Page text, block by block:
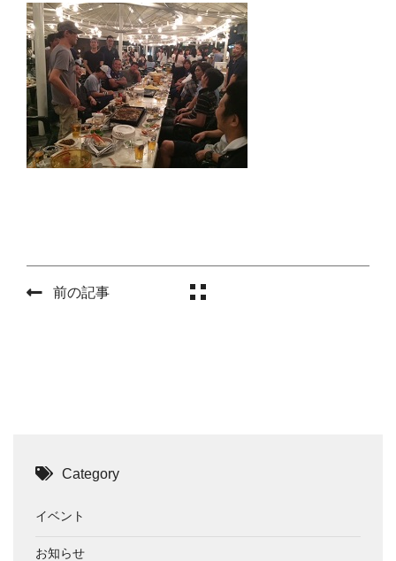
前の記事
Category
イベント
お知らせ